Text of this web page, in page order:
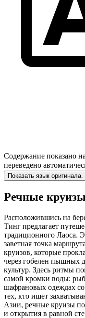
Содержание показано
переведено
Показать язык оригинала.
Речные
Расположившись на
Тинг предлагает
традиционного Лаоса.
заветная точка
круизов, которые
через гобелен пышных
культур. Здесь ритмы
самой кромки воды:
шафрановых одеждах
тех, кто ищет
Азии, речные круизы
и открытия в равной